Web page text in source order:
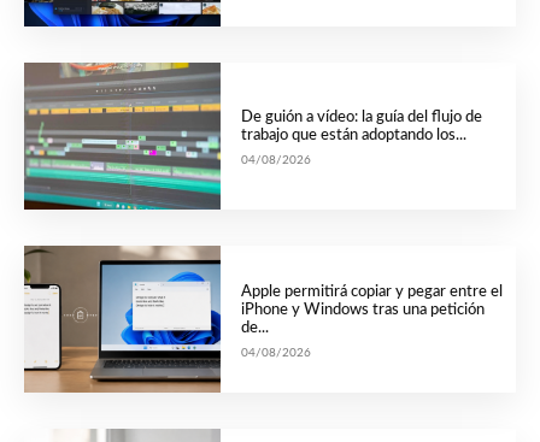
De guión a vídeo: la guía del flujo de
trabajo que están adoptando los...
04/08/2026
Apple permitirá copiar y pegar entre el
iPhone y Windows tras una petición
de...
04/08/2026